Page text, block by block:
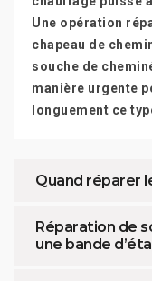
Une opération
chapeau de
souche de
manière urgente
longuement ce
Quand réparer
Réparation de
une bande